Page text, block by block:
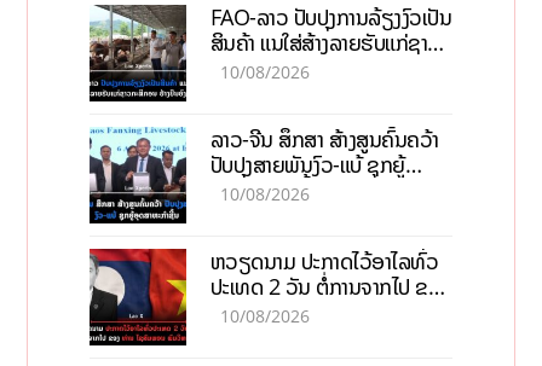
FAO-ລາວ ປັບປຸງການລ້ຽງງົວເປັນ
ສິນຄ້າ ແນໃສ່ສ້າງລາຍຮັບແກ່ຊາວ
ກະສິກອນຢ່າງຍືນຍົງ
10/08/2026
ລາວ-ຈີນ ສຶກສາ ສ້າງສູນຄົ້ນຄວ້າ
ປັບປຸງສາຍພັນງົວ-ແບ້ ຊຸກຍູ້
ອຸດສາຫະກຳຊີ້ນ
10/08/2026
ຫວຽດນາມ ປະກາດໄວ້ອາໄລທົ່ວ
ປະເທດ 2 ວັນ ຕໍ່ການຈາກໄປ ຂອງ
ທ່ານ ໄຊສົມພອນ ພົມວິຫານ
10/08/2026